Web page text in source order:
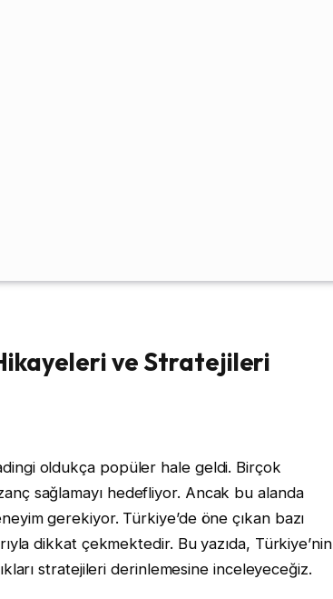
ve Stratejileri
oldukça popüler hale geldi. Birçok
sağlamayı hedefliyor. Ancak bu alanda
gerekiyor. Türkiye’de öne çıkan bazı
dikkat çekmektedir. Bu yazıda, Türkiye’nin
stratejileri derinlemesine inceleyeceğiz.